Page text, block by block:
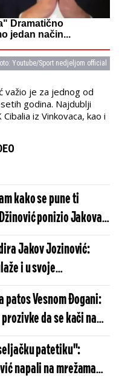
Youtube/Sport nedjeljom official
Dramatično
jedan način...
važio je za jednog od
godina. Najdublji
iz Vinkovaca, kao i
kako se pune ti
ponizio Jakova
Jakov Jozinović:
i u svoje
patos Vesnom Đogani:
da se kači na
patetiku":
napali na mrežama